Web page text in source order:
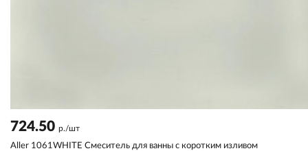
724.50 р./шт
Aller 1061WHITE Смеситель для ванны с коротким изливом